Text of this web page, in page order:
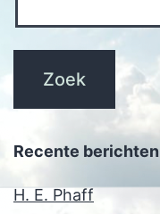
Recente berichten
H. E. Phaff